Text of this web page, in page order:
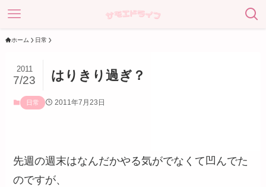
ホーム 日常
はりきり過ぎ？
2011
7/23
日常 2011年7月23日
先週の週末はなんだかやる気がでなくて凹んでた
のですが、